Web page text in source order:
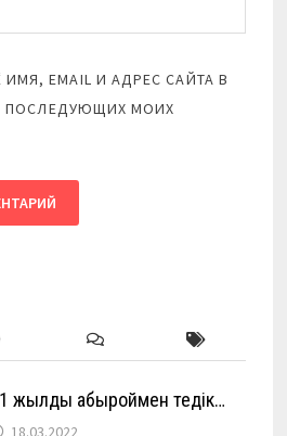
EMAIL И АДРЕС САЙТА В
ПОСЛЕДУЮЩИХ МОИХ
жылды абыроймен өтедік…
18.03.2022